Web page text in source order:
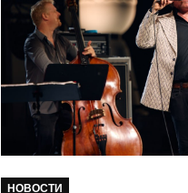
НОВОСТИ